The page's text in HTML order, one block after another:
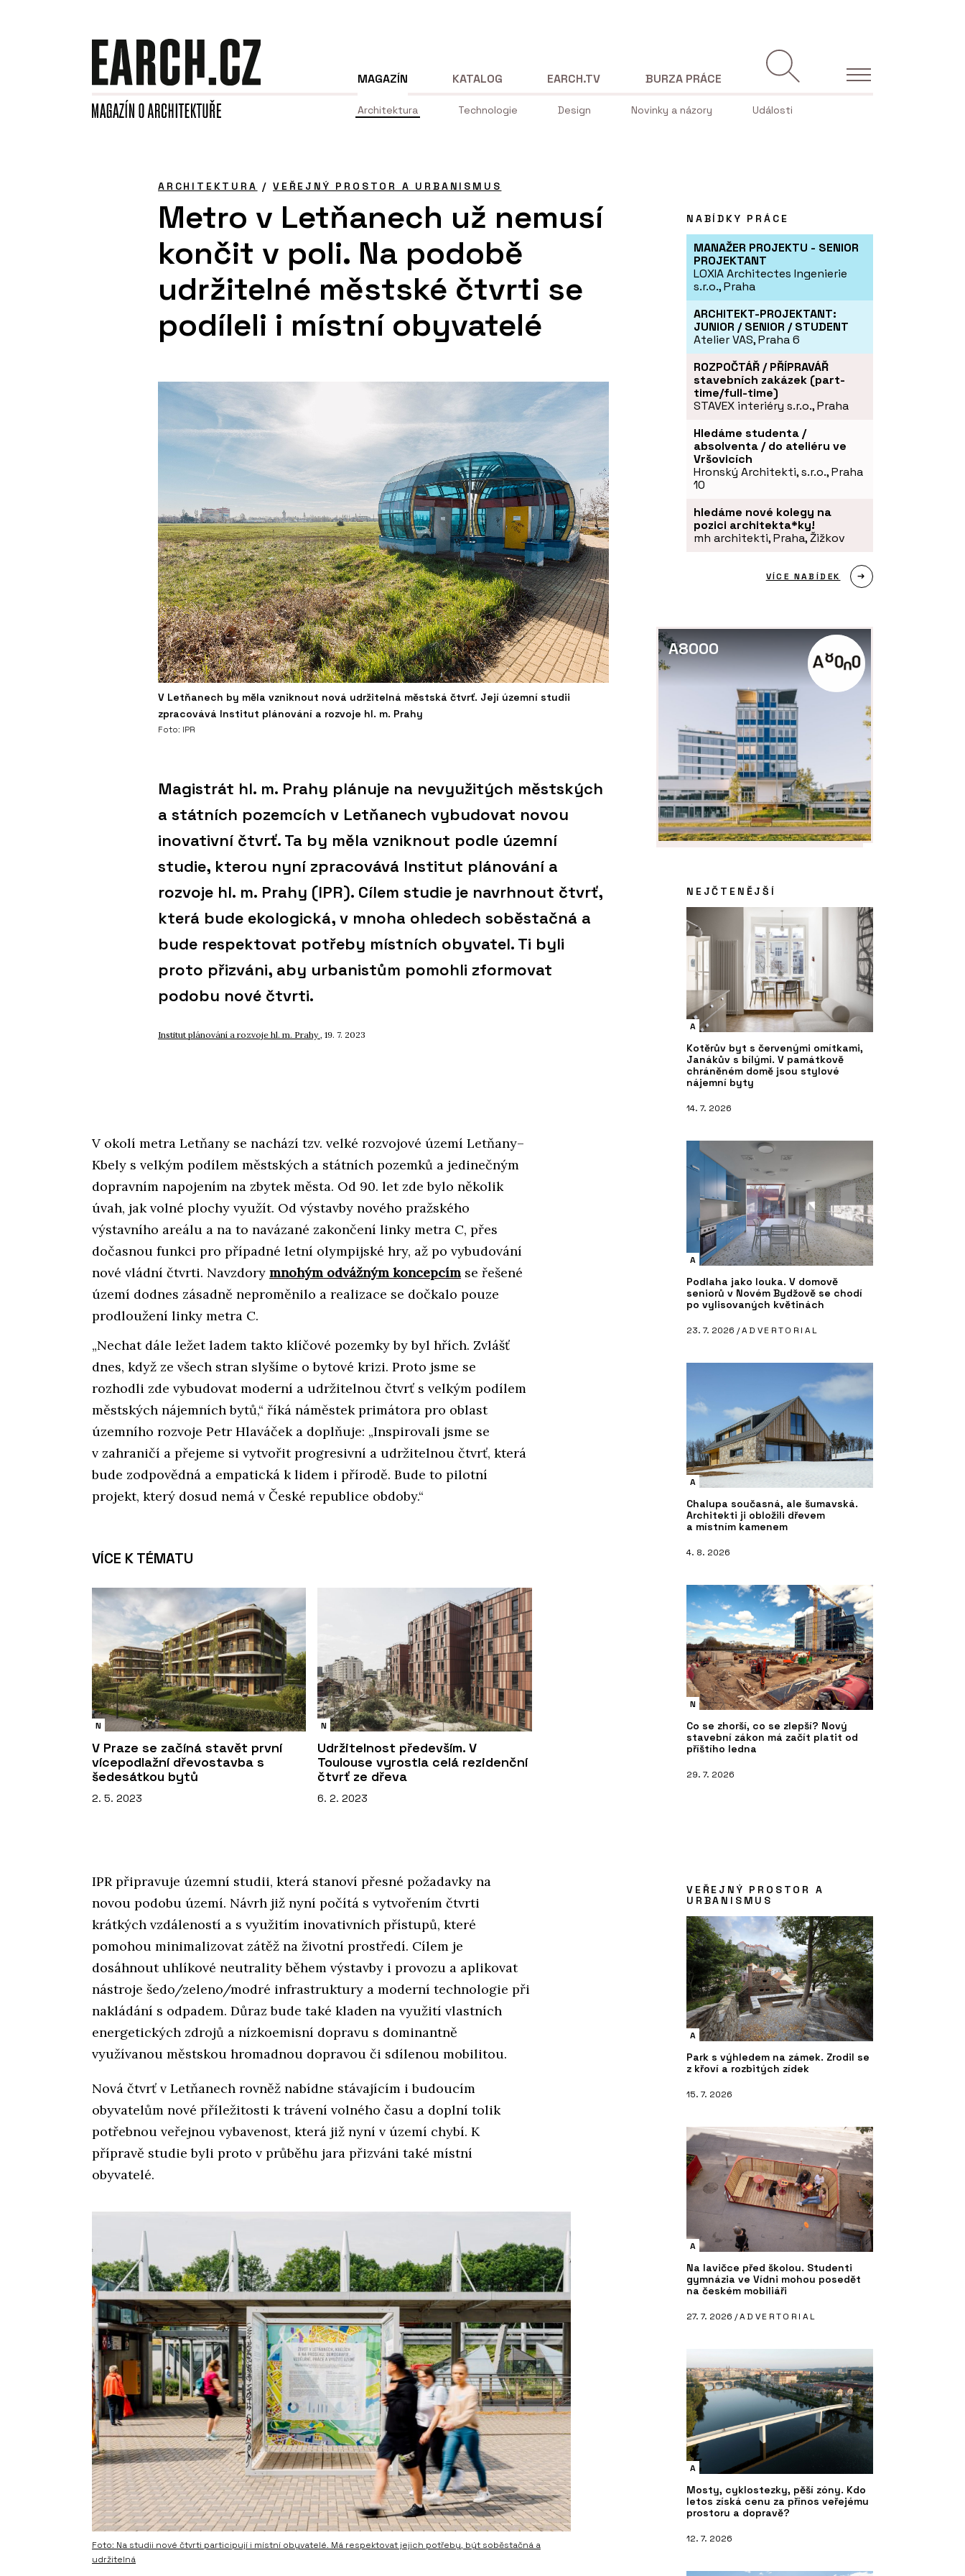
MAGAZÍN
Architektura Technologie Design Novinky a názory Události
KATALOG EARCH.TV BURZA PRÁCE
ARCHITEKTURA /VEŘEJNÝ PROSTOR A URBANISMUS
Metro v Letňanech už nemusí
končit v poli. Na podobě
udržitelné městské čtvrti se
podíleli i místní obyvatelé
V Letňanech by měla vzniknout nová udržitelná městská čtvrť. Její územní studii
zpracovává Institut plánování a rozvoje hl. m. Prahy
Foto: IPR
Magistrát hl. m. Prahy plánuje na nevyužitých městských
a státních pozemcích v Letňanech vybudovat novou
inovativní čtvrť. Ta by měla vzniknout podle územní
studie, kterou nyní zpracovává Institut plánování a
rozvoje hl. m. Prahy (IPR). Cílem studie je navrhnout čtvrť,
která bude ekologická, v mnoha ohledech soběstačná a
bude respektovat potřeby místních obyvatel. Ti byli
proto přizváni, aby urbanistům pomohli zformovat
podobu nové čtvrti.
Institut plánování a rozvoje hl. m. Prahy, 19. 7. 2023
V okolí metra Letňany se nachází tzv. velké rozvojové území Letňany–
Kbely s velkým podílem městských a státních pozemků a jedinečným
dopravním napojením na zbytek města. Od 90. let zde bylo několik
úvah, jak volné plochy využít. Od výstavby nového pražského
výstavního areálu a na to navázané zakončení linky metra C, přes
dočasnou funkci pro případné letní olympijské hry, až po vybudování
nové vládní čtvrti. Navzdory mnohým odvážným koncepcím se řešené
území dodnes zásadně neproměnilo a realizace se dočkalo pouze
prodloužení linky metra C.
„Nechat dále ležet ladem takto klíčové pozemky by byl hřích. Zvlášť
dnes, když ze všech stran slyšíme o bytové krizi. Proto jsme se
rozhodli zde vybudovat moderní a udržitelnou čtvrť s velkým podílem
městských nájemních bytů,“ říká náměstek primátora pro oblast
územního rozvoje Petr Hlaváček a doplňuje: „Inspirovali jsme se
v zahraničí a přejeme si vytvořit progresivní a udržitelnou čtvrť, která
bude zodpovědná a empatická k lidem i přírodě. Bude to pilotní
projekt, který dosud nemá v České republice obdoby.“
VÍCE K TÉMATU
N
V Praze se začíná stavět první
vícepodlažní dřevostavba s
šedesátkou bytů
2. 5. 2023
N
Udržitelnost především. V
Toulouse vyrostla celá rezidenční
čtvrť ze dřeva
6. 2. 2023
IPR připravuje územní studii, která stanoví přesné požadavky na
novou podobu území. Návrh již nyní počítá s vytvořením čtvrti
krátkých vzdáleností a s využitím inovativních přístupů, které
pomohou minimalizovat zátěž na životní prostředí. Cílem je
dosáhnout uhlíkové neutrality během výstavby i provozu a aplikovat
nástroje šedo/zeleno/modré infrastruktury a moderní technologie při
nakládání s odpadem. Důraz bude také kladen na využití vlastních
energetických zdrojů a nízkoemisní dopravu s dominantně
využívanou městskou hromadnou dopravou či sdílenou mobilitou.
Nová čtvrť v Letňanech rovněž nabídne stávajícím i budoucím
obyvatelům nové příležitosti k trávení volného času a doplní tolik
potřebnou veřejnou vybavenost, která již nyní v území chybí. K
přípravě studie byli proto v průběhu jara přizváni také místní
obyvatelé.
Foto: Na studii nové čtvrti participují i místní obyvatelé. Má respektovat jejich potřeby, být soběstačná a
udržitelná
NABÍDKY PRÁCE
MANAŽER PROJEKTU - SENIOR
PROJEKTANT
LOXIA Architectes Ingenierie
s.r.o., Praha
ARCHITEKT-PROJEKTANT:
JUNIOR / SENIOR / STUDENT
Atelier VAS, Praha 6
ROZPOČTÁŘ / PŘÍPRAVÁŘ
stavebních zakázek (part-
time/full-time)
STAVEX interiéry s.r.o., Praha
Hledáme studenta /
absolventa / do ateliéru ve
Vršovicích
Hronský Architekti, s.r.o., Praha
10
hledáme nové kolegy na
pozici architekta*ky!
mh architekti, Praha, Žižkov
VÍCE NABÍDEK
A8000
NEJČTENĚJŠÍ
A
Kotěrův byt s červenými omítkami,
Janákův s bílými. V památkově
chráněném domě jsou stylové
nájemní byty
14. 7. 2026
A
Podlaha jako louka. V domově
seniorů v Novém Bydžově se chodí
po vylisovaných květinách
23. 7. 2026 /ADVERTORIAL
A
Chalupa současná, ale šumavská.
Architekti ji obložili dřevem
a místním kamenem
4. 8. 2026
N
Co se zhorší, co se zlepší? Nový
stavební zákon má začít platit od
příštího ledna
29. 7. 2026
VEŘEJNÝ PROSTOR A
URBANISMUS
A
Park s výhledem na zámek. Zrodil se
z křoví a rozbitých zídek
15. 7. 2026
A
Na lavičce před školou. Studenti
gymnázia ve Vídni mohou posedět
na českém mobiliáři
27. 7. 2026 /ADVERTORIAL
A
Mosty, cyklostezky, pěší zóny. Kdo
letos získá cenu za přínos veřejému
prostoru a dopravě?
12. 7. 2026